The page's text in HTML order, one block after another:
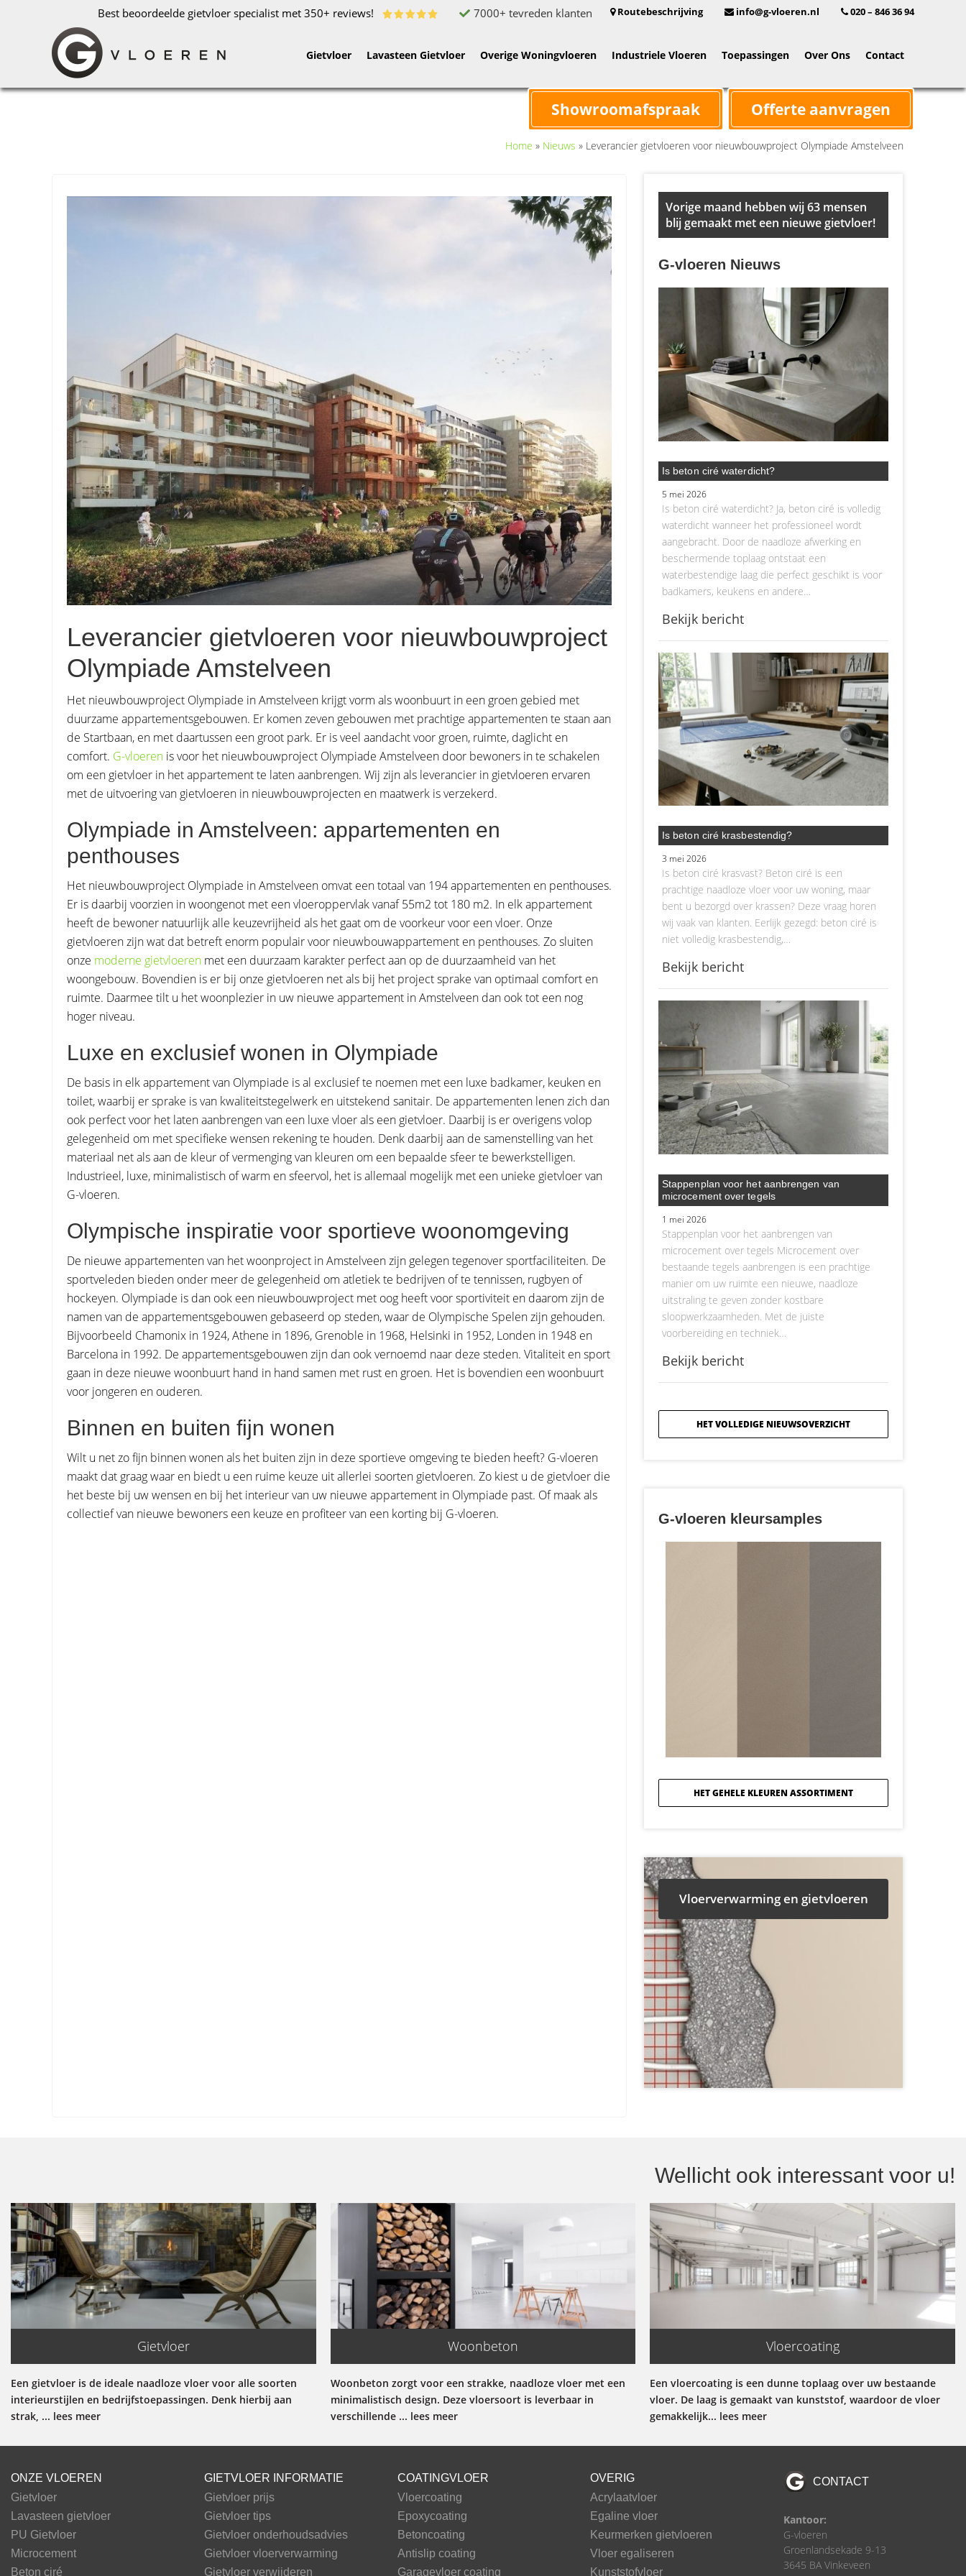
Best beoordeelde gietvloer specialist met 350+ reviews! 7000+ tevreden klanten Routebeschrijving info@g-vloeren.nl 020 – 846 36 94
Gietvloer Lavasteen Gietvloer Overige Woningvloeren Industriele Vloeren Toepassingen Over Ons Contact
Offerte aanvragen
Showroomafspraak
Home » Nieuws » Leverancier gietvloeren voor nieuwbouwproject Olympiade Amstelveen
Leverancier gietvloeren voor nieuwbouwproject
Olympiade Amstelveen
Het nieuwbouwproject Olympiade in Amstelveen krijgt vorm als woonbuurt in een groen gebied met
duurzame appartementsgebouwen. Er komen zeven gebouwen met prachtige appartementen te staan aan
de Startbaan, en met daartussen een groot park. Er is veel aandacht voor groen, ruimte, daglicht en
comfort. G-vloeren is voor het nieuwbouwproject Olympiade Amstelveen door bewoners in te schakelen
om een gietvloer in het appartement te laten aanbrengen. Wij zijn als leverancier in gietvloeren ervaren
met de uitvoering van gietvloeren in nieuwbouwprojecten en maatwerk is verzekerd.
Olympiade in Amstelveen: appartementen en
penthouses
Het nieuwbouwproject Olympiade in Amstelveen omvat een totaal van 194 appartementen en penthouses.
Er is daarbij voorzien in woongenot met een vloeroppervlak vanaf 55m2 tot 180 m2. In elk appartement
heeft de bewoner natuurlijk alle keuzevrijheid als het gaat om de voorkeur voor een vloer. Onze
gietvloeren zijn wat dat betreft enorm populair voor nieuwbouwappartement en penthouses. Zo sluiten
onze moderne gietvloeren met een duurzaam karakter perfect aan op de duurzaamheid van het
woongebouw. Bovendien is er bij onze gietvloeren net als bij het project sprake van optimaal comfort en
ruimte. Daarmee tilt u het woonplezier in uw nieuwe appartement in Amstelveen dan ook tot een nog
hoger niveau.
Luxe en exclusief wonen in Olympiade
De basis in elk appartement van Olympiade is al exclusief te noemen met een luxe badkamer, keuken en
toilet, waarbij er sprake is van kwaliteitstegelwerk en uitstekend sanitair. De appartementen lenen zich dan
ook perfect voor het laten aanbrengen van een luxe vloer als een gietvloer. Daarbij is er overigens volop
gelegenheid om met specifieke wensen rekening te houden. Denk daarbij aan de samenstelling van het
materiaal net als aan de kleur of vermenging van kleuren om een bepaalde sfeer te bewerkstelligen.
Industrieel, luxe, minimalistisch of warm en sfeervol, het is allemaal mogelijk met een unieke gietvloer van
G-vloeren.
Olympische inspiratie voor sportieve woonomgeving
De nieuwe appartementen van het woonproject in Amstelveen zijn gelegen tegenover sportfaciliteiten. De
sportveleden bieden onder meer de gelegenheid om atletiek te bedrijven of te tennissen, rugbyen of
hockeyen. Olympiade is dan ook een nieuwbouwproject met oog heeft voor sportiviteit en daarom zijn de
namen van de appartementsgebouwen gebaseerd op steden, waar de Olympische Spelen zijn gehouden.
Bijvoorbeeld Chamonix in 1924, Athene in 1896, Grenoble in 1968, Helsinki in 1952, Londen in 1948 en
Barcelona in 1992. De appartementsgebouwen zijn dan ook vernoemd naar deze steden. Vitaliteit en sport
gaan in deze nieuwe woonbuurt hand in hand samen met rust en groen. Het is bovendien een woonbuurt
voor jongeren en ouderen.
Binnen en buiten fijn wonen
Wilt u net zo fijn binnen wonen als het buiten zijn in deze sportieve omgeving te bieden heeft? G-vloeren
maakt dat graag waar en biedt u een ruime keuze uit allerlei soorten gietvloeren. Zo kiest u de gietvloer die
het beste bij uw wensen en bij het interieur van uw nieuwe appartement in Olympiade past. Of maak als
collectief van nieuwe bewoners een keuze en profiteer van een korting bij G-vloeren.
Primary
Sidebar
Vorige maand hebben wij 63 mensen
blij gemaakt met een nieuwe gietvloer!
G-vloeren Nieuws
Is beton ciré waterdicht?
5 mei 2026
Is beton ciré waterdicht? Ja, beton ciré is volledig
waterdicht wanneer het professioneel wordt
aangebracht. Door de naadloze afwerking en
beschermende toplaag ontstaat een
waterbestendige laag die perfect geschikt is voor
badkamers, keukens en andere…
Bekijk bericht
Is beton ciré krasbestendig?
3 mei 2026
Is beton ciré krasvast? Beton ciré is een
prachtige naadloze vloer voor uw woning, maar
bent u bezorgd over krassen? Deze vraag horen
wij vaak van klanten. Eerlijk gezegd: beton ciré is
niet volledig krasbestendig,…
Bekijk bericht
Stappenplan voor het aanbrengen van
microcement over tegels
1 mei 2026
Stappenplan voor het aanbrengen van
microcement over tegels Microcement over
bestaande tegels aanbrengen is een prachtige
manier om uw ruimte een nieuwe, naadloze
uitstraling te geven zonder kostbare
sloopwerkzaamheden. Met de juiste
voorbereiding en techniek…
Bekijk bericht
HET VOLLEDIGE NIEUWSOVERZICHT
G-vloeren kleursamples
HET GEHELE KLEUREN ASSORTIMENT
Vloerverwarming en gietvloeren
Wellicht ook interessant voor u!
Gietvloer
Een gietvloer is de ideale naadloze vloer voor alle soorten
interieurstijlen en bedrijfstoepassingen. Denk hierbij aan
strak, ... lees meer
Woonbeton
Woonbeton zorgt voor een strakke, naadloze vloer met een
minimalistisch design. Deze vloersoort is leverbaar in
verschillende ... lees meer
Vloercoating
Een vloercoating is een dunne toplaag over uw bestaande
vloer. De laag is gemaakt van kunststof, waardoor de vloer
gemakkelijk... lees meer
ONZE VLOEREN
Gietvloer
Lavasteen gietvloer
PU Gietvloer
Microcement
Beton ciré
GIETVLOER INFORMATIE
Gietvloer prijs
Gietvloer tips
Gietvloer onderhoudsadvies
Gietvloer vloerverwarming
Gietvloer verwijderen
COATINGVLOER
Vloercoating
Epoxycoating
Betoncoating
Antislip coating
Garagevloer coating
OVERIG
Acrylaatvloer
Egaline vloer
Keurmerken gietvloeren
Vloer egaliseren
Kunststofvloer
CONTACT
Kantoor:
G-vloeren
Groenlandsekade 9-13
3645 BA Vinkeveen